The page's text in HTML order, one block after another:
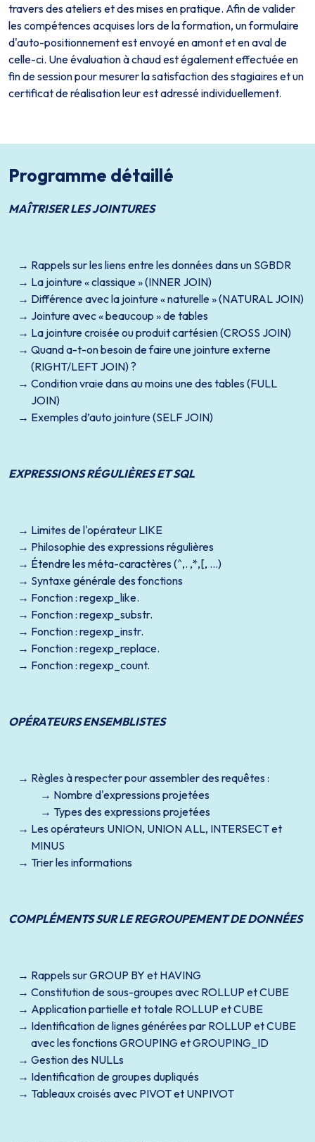
travers des ateliers et des mises en pratique. Afin de valider
les compétences acquises lors de la formation, un formulaire
d'auto-positionnement est envoyé en amont et en aval de
celle-ci. Une évaluation à chaud est également effectuée en
fin de session pour mesurer la satisfaction des stagiaires et un
certificat de réalisation leur est adressé individuellement.
Programme détaillé
MAÎTRISER LES JOINTURES
Rappels sur les liens entre les données dans un SGBDR
La jointure « classique » (INNER JOIN)
Différence avec la jointure « naturelle » (NATURAL JOIN)
Jointure avec « beaucoup » de tables
La jointure croisée ou produit cartésien (CROSS JOIN)
Quand a-t-on besoin de faire une jointure externe
(RIGHT/LEFT JOIN) ?
Condition vraie dans au moins une des tables (FULL
JOIN)
Exemples d’auto jointure (SELF JOIN)
EXPRESSIONS RÉGULIÈRES ET SQL
Limites de l'opérateur LIKE
Philosophie des expressions régulières
Étendre les méta-caractères (^,. ,*,[, …)
Syntaxe générale des fonctions
Fonction : regexp_like.
Fonction : regexp_substr.
Fonction : regexp_instr.
Fonction : regexp_replace.
Fonction : regexp_count.
OPÉRATEURS ENSEMBLISTES
Règles à respecter pour assembler des requêtes :
Nombre d'expressions projetées
Types des expressions projetées
Les opérateurs UNION, UNION ALL, INTERSECT et
MINUS
Trier les informations
COMPLÉMENTS SUR LE REGROUPEMENT DE DONNÉES
Rappels sur GROUP BY et HAVING
Constitution de sous-groupes avec ROLLUP et CUBE
Application partielle et totale ROLLUP et CUBE
Identification de lignes générées par ROLLUP et CUBE
avec les fonctions GROUPING et GROUPING_ID
Gestion des NULLs
Identification de groupes dupliqués
Tableaux croisés avec PIVOT et UNPIVOT